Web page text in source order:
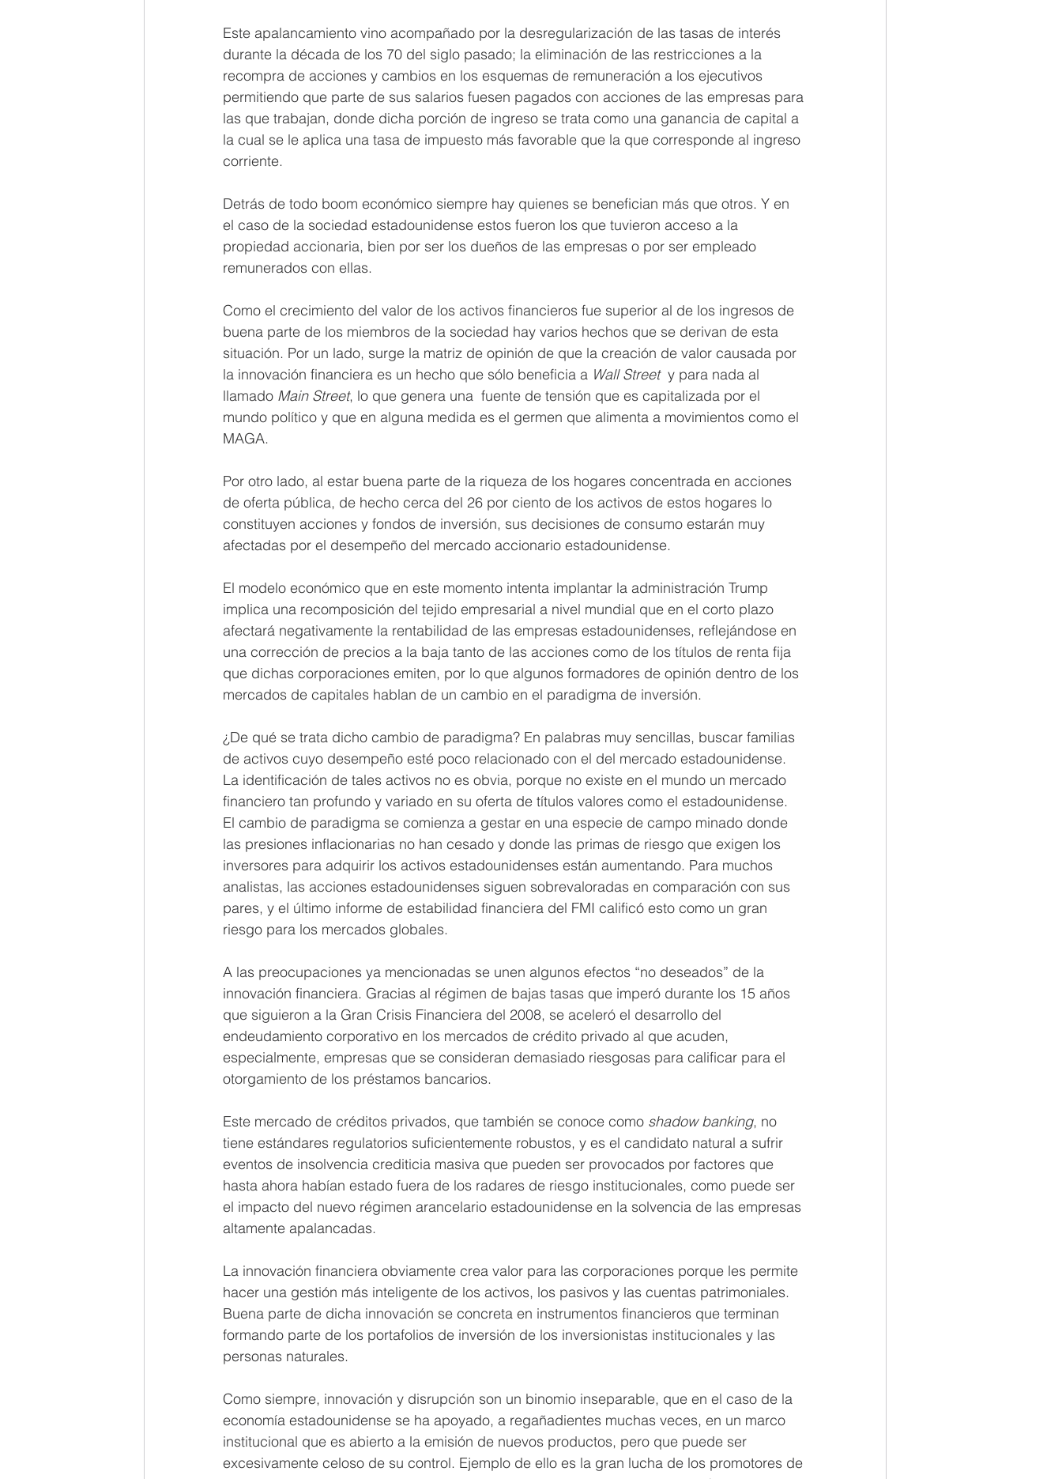
Este apalancamiento vino acompañado por la desregularización de las tasas de interés
durante la década de los 70 del siglo pasado; la eliminación de las restricciones a la
recompra de acciones y cambios en los esquemas de remuneración a los ejecutivos
permitiendo que parte de sus salarios fuesen pagados con acciones de las empresas para
las que trabajan, donde dicha porción de ingreso se trata como una ganancia de capital a
la cual se le aplica una tasa de impuesto más favorable que la que corresponde al ingreso
corriente.
Detrás de todo boom económico siempre hay quienes se benefician más que otros. Y en
el caso de la sociedad estadounidense estos fueron los que tuvieron acceso a la
propiedad accionaria, bien por ser los dueños de las empresas o por ser empleado
remunerados con ellas.
Como el crecimiento del valor de los activos financieros fue superior al de los ingresos de
buena parte de los miembros de la sociedad hay varios hechos que se derivan de esta
situación. Por un lado, surge la matriz de opinión de que la creación de valor causada por
la innovación financiera es un hecho que sólo beneficia a Wall Street y para nada al
llamado Main Street, lo que genera una  fuente de tensión que es capitalizada por el
mundo político y que en alguna medida es el germen que alimenta a movimientos como el
MAGA.
Por otro lado, al estar buena parte de la riqueza de los hogares concentrada en acciones
de oferta pública, de hecho cerca del 26 por ciento de los activos de estos hogares lo
constituyen acciones y fondos de inversión, sus decisiones de consumo estarán muy
afectadas por el desempeño del mercado accionario estadounidense.
El modelo económico que en este momento intenta implantar la administración Trump
implica una recomposición del tejido empresarial a nivel mundial que en el corto plazo
afectará negativamente la rentabilidad de las empresas estadounidenses, reflejándose en
una corrección de precios a la baja tanto de las acciones como de los títulos de renta fija
que dichas corporaciones emiten, por lo que algunos formadores de opinión dentro de los
mercados de capitales hablan de un cambio en el paradigma de inversión.
¿De qué se trata dicho cambio de paradigma? En palabras muy sencillas, buscar familias
de activos cuyo desempeño esté poco relacionado con el del mercado estadounidense.
La identificación de tales activos no es obvia, porque no existe en el mundo un mercado
financiero tan profundo y variado en su oferta de títulos valores como el estadounidense.
El cambio de paradigma se comienza a gestar en una especie de campo minado donde
las presiones inflacionarias no han cesado y donde las primas de riesgo que exigen los
inversores para adquirir los activos estadounidenses están aumentando. Para muchos
analistas, las acciones estadounidenses siguen sobrevaloradas en comparación con sus
pares, y el último informe de estabilidad financiera del FMI calificó esto como un gran
riesgo para los mercados globales.
A las preocupaciones ya mencionadas se unen algunos efectos “no deseados” de la
innovación financiera. Gracias al régimen de bajas tasas que imperó durante los 15 años
que siguieron a la Gran Crisis Financiera del 2008, se aceleró el desarrollo del
endeudamiento corporativo en los mercados de crédito privado al que acuden,
especialmente, empresas que se consideran demasiado riesgosas para calificar para el
otorgamiento de los préstamos bancarios.
Este mercado de créditos privados, que también se conoce como shadow banking, no
tiene estándares regulatorios suficientemente robustos, y es el candidato natural a sufrir
eventos de insolvencia crediticia masiva que pueden ser provocados por factores que
hasta ahora habían estado fuera de los radares de riesgo institucionales, como puede ser
el impacto del nuevo régimen arancelario estadounidense en la solvencia de las empresas
altamente apalancadas.
La innovación financiera obviamente crea valor para las corporaciones porque les permite
hacer una gestión más inteligente de los activos, los pasivos y las cuentas patrimoniales.
Buena parte de dicha innovación se concreta en instrumentos financieros que terminan
formando parte de los portafolios de inversión de los inversionistas institucionales y las
personas naturales.
Como siempre, innovación y disrupción son un binomio inseparable, que en el caso de la
economía estadounidense se ha apoyado, a regañadientes muchas veces, en un marco
institucional que es abierto a la emisión de nuevos productos, pero que puede ser
excesivamente celoso de su control. Ejemplo de ello es la gran lucha de los promotores de